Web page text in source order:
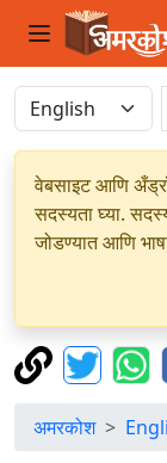
वेबसाइट आणि
सदस्यता घ्या.
जोडण्यात आणि
अमरकोश